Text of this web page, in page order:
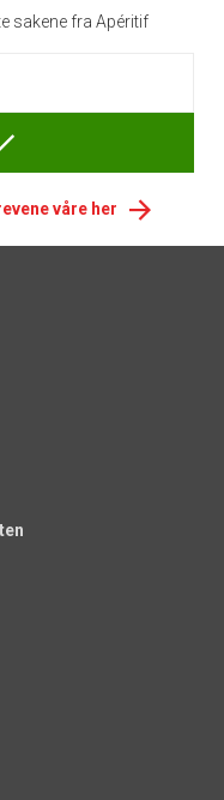
sakene fra Apéritif
våre her